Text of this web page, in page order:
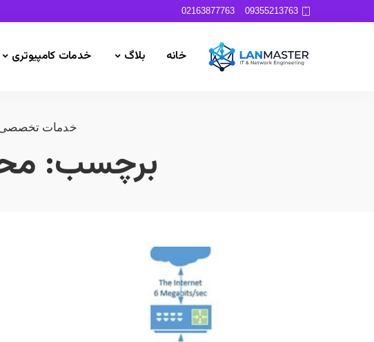
09355213763
02163877763
خانه بلاگ خدمات کامپیوتری
خدمات تخصصی
برچسب: